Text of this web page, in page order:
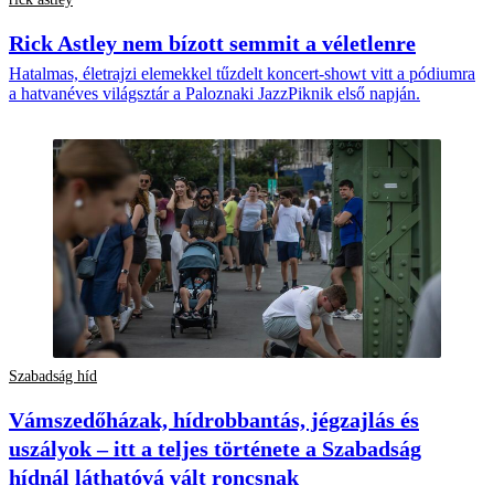
Rick Astley nem bízott semmit a véletlenre
Hatalmas, életrajzi elemekkel tűzdelt koncert-showt vitt a pódiumra
a hatvanéves világsztár a Paloznaki JazzPiknik első napján.
Szabadság híd
Vámszedőházak, hídrobbantás, jégzajlás és
uszályok – itt a teljes története a Szabadság
hídnál láthatóvá vált roncsnak